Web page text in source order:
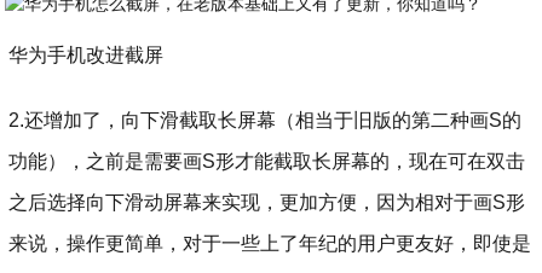
华为手机改进截屏
2.还增加了，向下滑截取长屏幕（相当于旧版的第二种画S的
功能），之前是需要画S形才能截取长屏幕的，现在可在双击
之后选择向下滑动屏幕来实现，更加方便，因为相对于画S形
来说，操作更简单，对于一些上了年纪的用户更友好，即使是